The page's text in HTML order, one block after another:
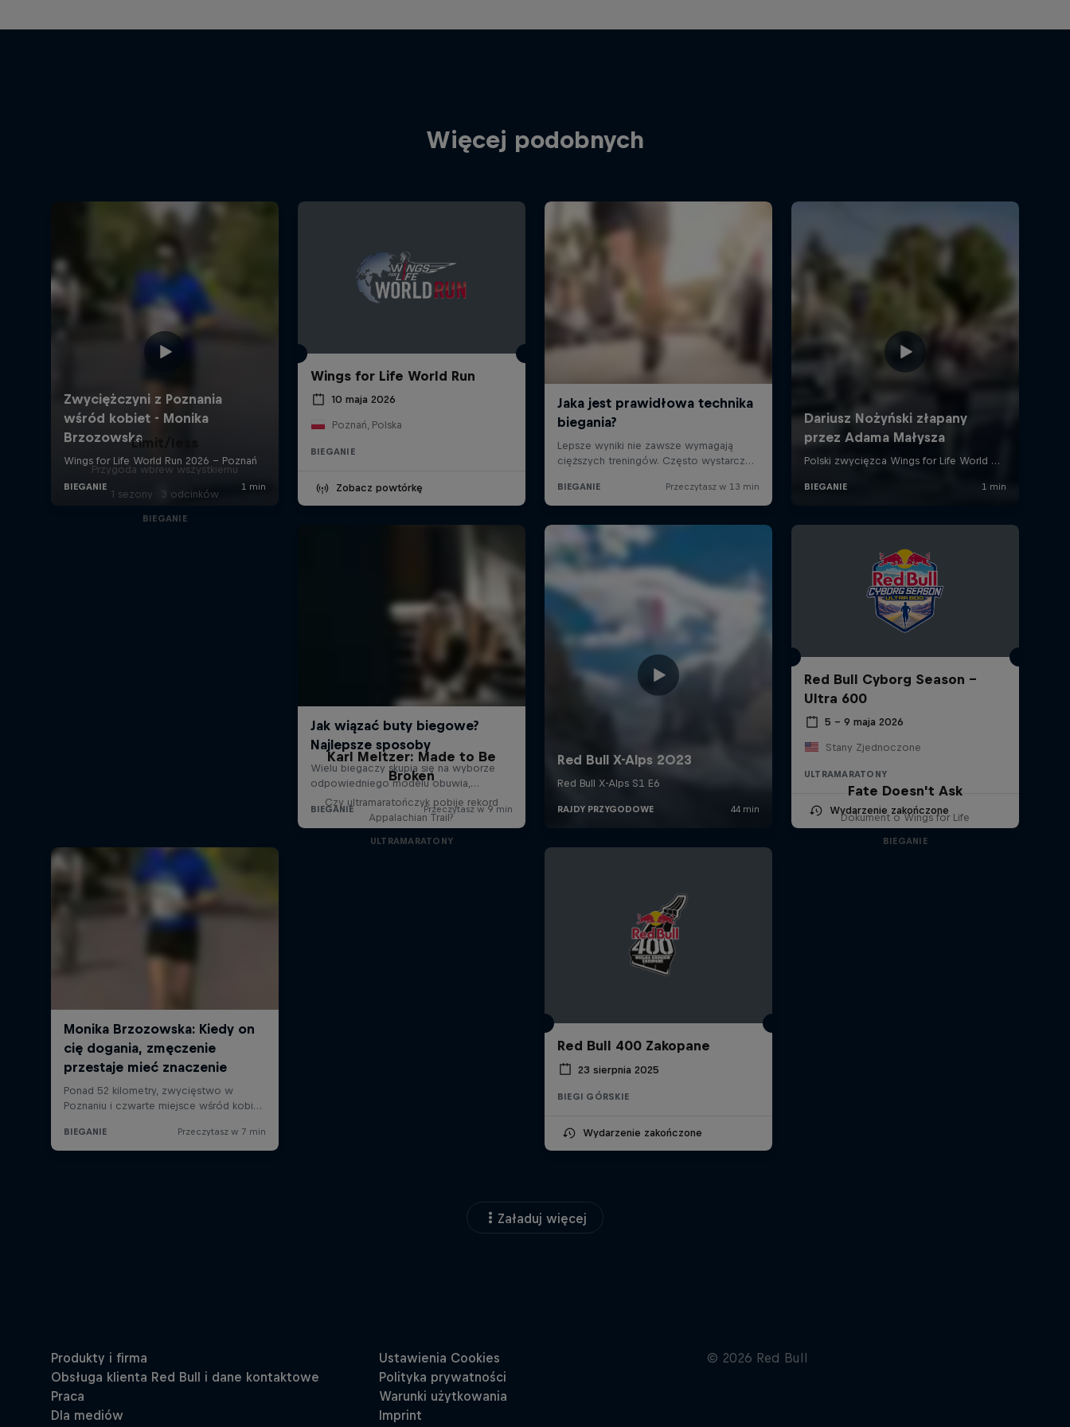
Więcej podobnych
Wings for Life World Run
10 maja 2026
Poznań, Polska
BIEGANIE
Zobacz powtórkę
Limit/less
Przygoda wbrew wszystkiemu
1 sezony · 3 odcinków
BIEGANIE
Red Bull Cyborg Season -
Ultra 600
5 – 9 maja 2026
Stany Zjednoczone
ULTRAMARATONY
Wydarzenie zakończone
Karl Meltzer: Made to Be
Broken
Czy ultramaratończyk pobije rekord
Appalachian Trail?
ULTRAMARATONY
Red Bull 400 Zakopane
23 sierpnia 2025
BIEGI GÓRSKIE
Wydarzenie zakończone
Fate Doesn't Ask
Dokument o Wings for Life
BIEGANIE
Załaduj więcej